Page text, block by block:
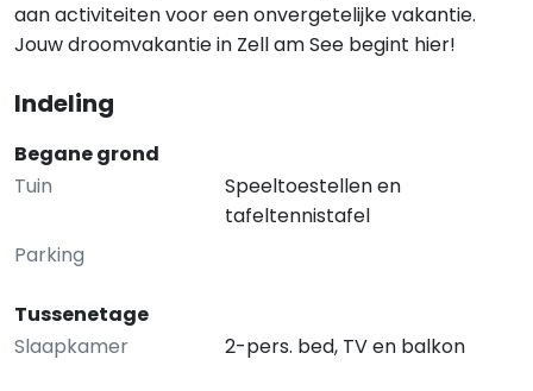
aan activiteiten voor een onvergetelijke vakantie.
Jouw droomvakantie in Zell am See begint hier!
Indeling
Begane grond
Tuin
Speeltoestellen en
tafeltennistafel
Parking
Tussenetage
Slaapkamer
2-pers. bed, TV en balkon